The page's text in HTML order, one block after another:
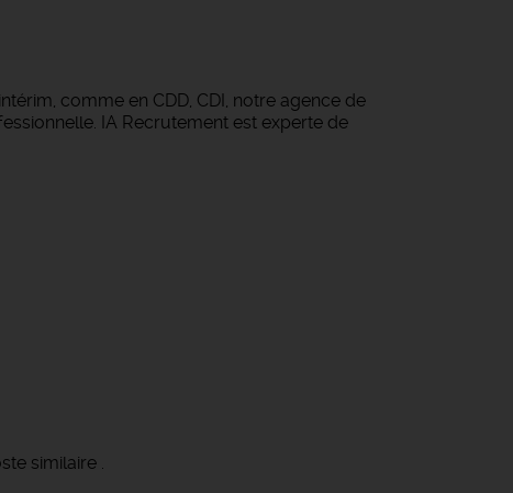
comme en CDD, CDI, notre agence de
IA Recrutement est experte de
similaire .